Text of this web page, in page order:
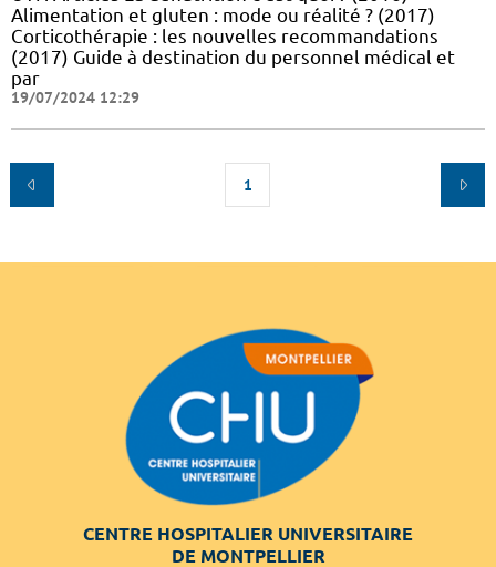
Alimentation et gluten : mode ou réalité ? (2017)
Corticothérapie : les nouvelles recommandations
(2017) Guide à destination du personnel médical et
par
19/07/2024 12:29
1
CENTRE HOSPITALIER UNIVERSITAIRE
DE MONTPELLIER